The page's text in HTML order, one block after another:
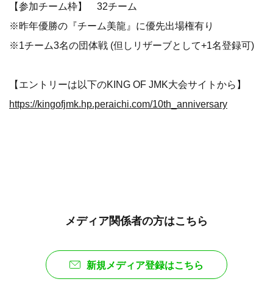
【参加チーム枠】 32チーム
※昨年優勝の『チーム美龍』に優先出場権有り
※1チーム3名の団体戦 (但しリザーブとして+1名登録可)
【エントリーは以下のKING OF JMK大会サイトから】
https://kingofjmk.hp.peraichi.com/10th_anniversary
メディア関係者の方はこちら
新規メディア登録はこちら